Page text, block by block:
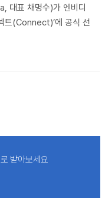
대표 채명수)가 엔비디
트(Connect)’에 공식 선
받아보세요